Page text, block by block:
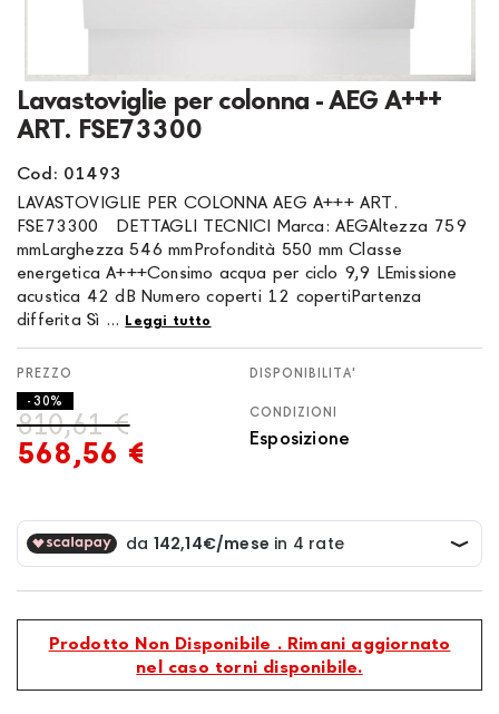
Lavastoviglie per colonna - AEG A+++
ART. FSE73300
Cod: 01493
LAVASTOVIGLIE PER COLONNA AEG A+++ ART.
FSE73300 DETTAGLI TECNICI Marca: AEGAltezza 759
mmLarghezza 546 mmProfondità 550 mm Classe
energetica A+++Consimo acqua per ciclo 9,9 LEmissione
acustica 42 dB Numero coperti 12 copertiPartenza
differita Sì ... Leggi tutto
568,56 €
810,61 €
- 30%
DISPONIBILITA'
CONDIZIONI
Esposizione
Prodotto Non Disponibile . Rimani aggiornato
nel caso torni disponibile.
Vai
all'inizio
della
galleria
di
immagini